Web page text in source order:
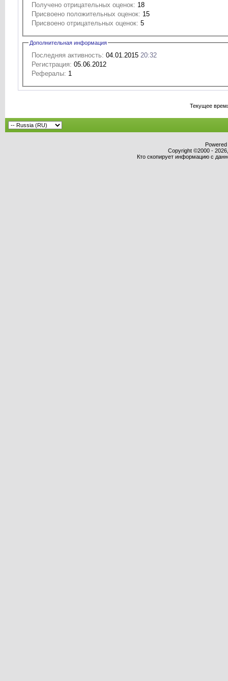
Получено отрицательных оценок: 18
Присвоено положительных оценок: 15
Присвоено отрицательных оценок: 5
Дополнительная информация
Последняя активность: 04.01.2015 20:32
Регистрация: 05.06.2012
Рефералы: 1
Текущее
Copyright ©2000 -
Кто скопирует информацию с